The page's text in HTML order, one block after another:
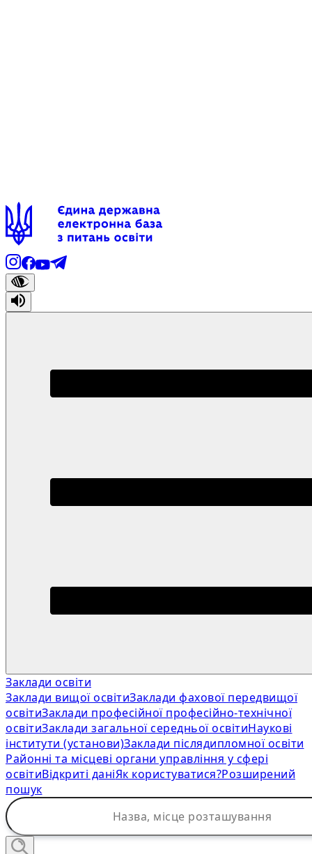
Заклади освіти
Заклади вищої освітиЗаклади фахової передвищої
освітиЗаклади професійної професійно-технічної
освітиЗаклади загальної середньої освітиНаукові
інститути (установи)Заклади післядипломної освіти
Районні та місцеві органи управління у сфері
освітиВідкриті даніЯк користуватися?Розширений
пошук